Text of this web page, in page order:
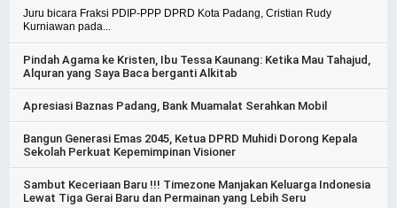
Juru bicara Fraksi PDIP-PPP DPRD Kota Padang, Cristian Rudy
Kurniawan pada...
Pindah Agama ke Kristen, Ibu Tessa Kaunang: Ketika Mau Tahajud,
Alquran yang Saya Baca berganti Alkitab
Apresiasi Baznas Padang, Bank Muamalat Serahkan Mobil
Bangun Generasi Emas 2045, Ketua DPRD Muhidi Dorong Kepala
Sekolah Perkuat Kepemimpinan Visioner
Sambut Keceriaan Baru !!! Timezone Manjakan Keluarga Indonesia
Lewat Tiga Gerai Baru dan Permainan yang Lebih Seru